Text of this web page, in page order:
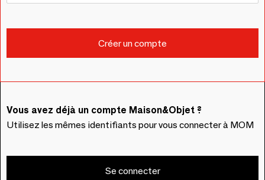
Vous avez déjà un compte Maison&Objet ?
Utilisez les mêmes identifiants pour vous connecter à MOM
Se connecter